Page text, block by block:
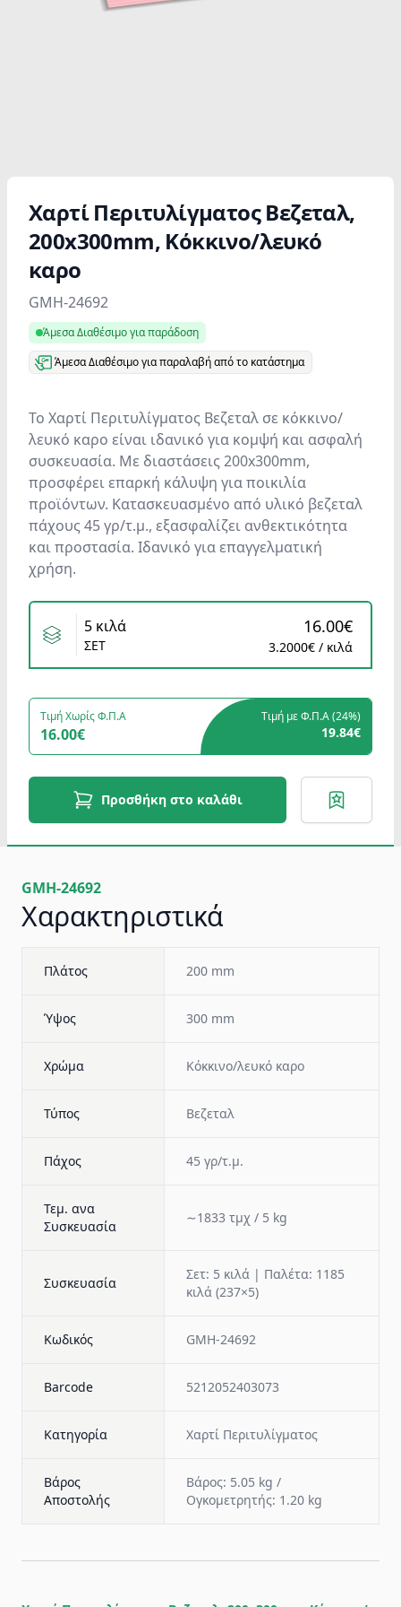
Χαρτί Περιτυλίγματος Βεζεταλ,
200x300mm, Κόκκινο/λευκό
καρο
Product information
GMH-24692
Άμεσα Διαθέσιμο για παράδοση
Άμεσα Διαθέσιμο για παραλαβή από το κατάστημα
Το Χαρτί Περιτυλίγματος Βεζεταλ σε κόκκινο/
λευκό καρο είναι ιδανικό για κομψή και ασφαλή
συσκευασία. Με διαστάσεις 200x300mm,
προσφέρει επαρκή κάλυψη για ποικιλία
προϊόντων. Κατασκευασμένο από υλικό βεζεταλ
πάχους 45 γρ/τ.μ., εξασφαλίζει ανθεκτικότητα
και προστασία. Ιδανικό για επαγγελματική
χρήση.
Variants
5 κιλά
ΣΕΤ
16.00€
3.2000€ / κιλά
Τιμή Χωρίς Φ.Π.Α
16.00€
Τιμή με Φ.Π.Α (24%)
19.84€
Προσθήκη στο καλάθι
GMH-24692
Χαρακτηριστικά
Πλάτος 200 mm
Ύψος 300 mm
Χρώμα Κόκκινο/λευκό καρο
Τύπος Βεζεταλ
Πάχος 45 γρ/τ.μ.
Τεμ. ανα
Συσκευασία
∼1833 τμχ / 5 kg
Συσκευασία
Σετ: 5 κιλά | Παλέτα: 1185
κιλά (237×5)
Κωδικός GMH-24692
Barcode 5212052403073
Κατηγορία Χαρτί Περιτυλίγματος
Βάρος
Αποστολής
Βάρος: 5.05 kg /
Ογκομετρητής: 1.20 kg